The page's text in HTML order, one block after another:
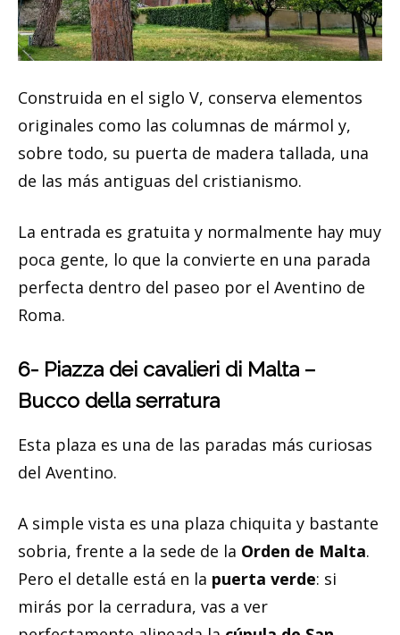
Construida en el siglo V, conserva elementos
originales como las columnas de mármol y,
sobre todo, su puerta de madera tallada, una
de las más antiguas del cristianismo.
La entrada es gratuita y normalmente hay muy
poca gente, lo que la convierte en una parada
perfecta dentro del paseo por el Aventino de
Roma.
6- Piazza dei cavalieri di Malta –
Bucco della serratura
Esta plaza es una de las paradas más curiosas
del Aventino.
A simple vista es una plaza chiquita y bastante
sobria, frente a la sede de la Orden de Malta.
Pero el detalle está en la puerta verde: si
mirás por la cerradura, vas a ver